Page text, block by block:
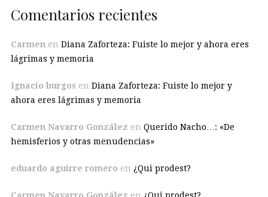
Comentarios recientes
Carmen en Diana Zaforteza: Fuiste lo mejor y ahora eres
lágrimas y memoria
Ignacio burgos en Diana Zaforteza: Fuiste lo mejor y
ahora eres lágrimas y memoria
Carmen Navarro González en Querido Nacho…: «De
hemisferios y otras menudencias»
eduardo aguirre romero en ¿Qui prodest?